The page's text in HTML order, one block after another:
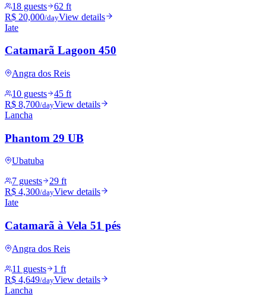
18 guests
62 ft
R$ 20,000/dayView details
Iate
Catamarã Lagoon 450
Angra dos Reis
10 guests
45 ft
R$ 8,700/dayView details
Lancha
Phantom 29 UB
Ubatuba
7 guests
29 ft
R$ 4,300/dayView details
Iate
Catamarã à Vela 51 pés
Angra dos Reis
11 guests
1 ft
R$ 4,649/dayView details
Lancha